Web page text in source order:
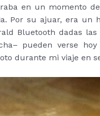
en un momento
Por su ajuar, era un
Bluetooth dadas
pueden verse
durante mi viaje en